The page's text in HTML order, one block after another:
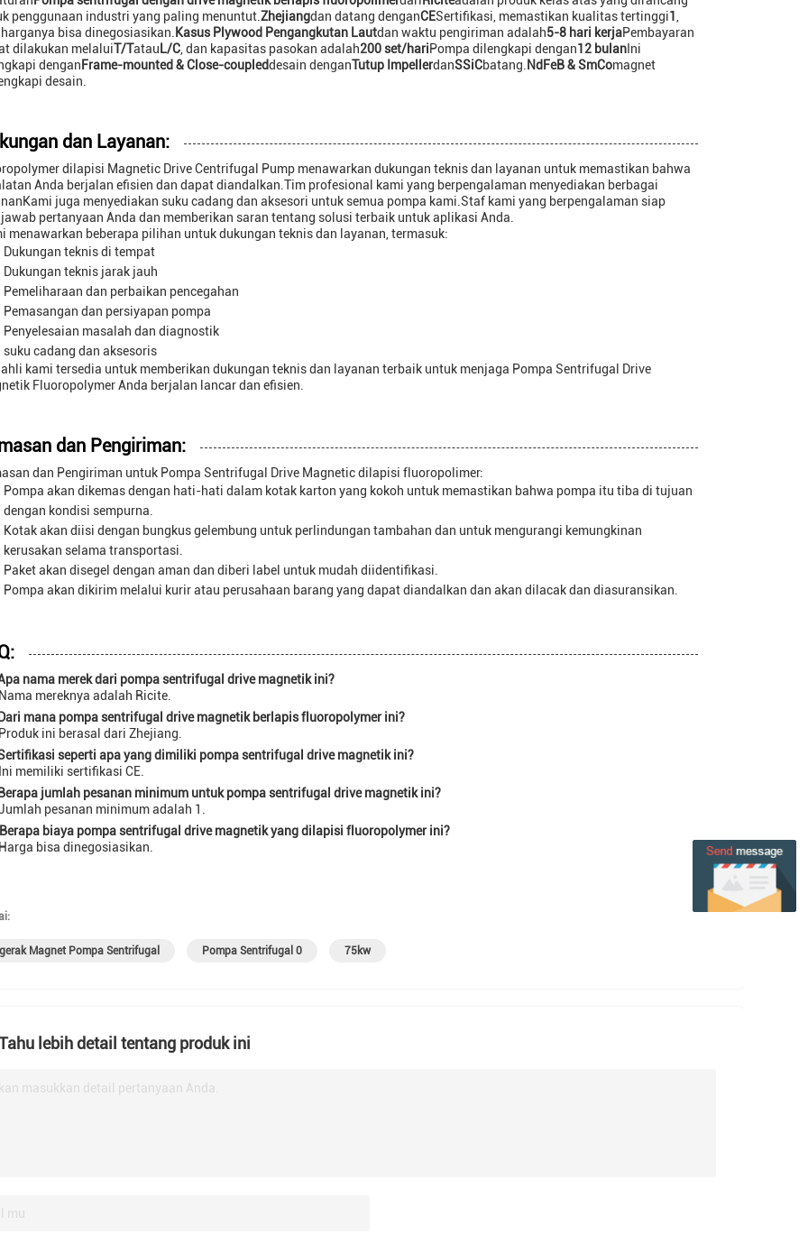
penggunaan industri yang paling menuntut. Zhejiangdan datang denganCESertifikasi, memastikan kualitas tertinggi1
bisa dinegosiasikan. Kasus Plywood Pengangkutan Lautdan waktu pengiriman adalah5-8 hari kerjaPembayaran
dilakukan melaluiT/Tatau L/C , dan kapasitas pasokan adalah200 set/hariPompa dilengkapi dengan12 bulan Ini
dengan Frame-mounted & Close-coupleddesain denganTutup ImpellerdanSSiCbatang. NdFeB & SmComagnet
desain.
dan Layanan:
dilapisi Magnetic Drive Centrifugal Pump menawarkan dukungan teknis dan layanan untuk memastikan bahwa
Anda berjalan efisien dan dapat diandalkan.Tim profesional kami yang berpengalaman menyediakan berbagai
juga menyediakan suku cadang dan aksesori untuk semua pompa kami.Staf kami yang berpengalaman siap
pertanyaan Anda dan memberikan saran tentang solusi terbaik untuk aplikasi Anda.
menawarkan beberapa pilihan untuk dukungan teknis dan layanan, termasuk:
Dukungan teknis di tempat
Dukungan teknis jarak jauh
Pemeliharaan dan perbaikan pencegahan
Pemasangan dan persiyapan pompa
Penyelesaian masalah dan diagnostik
suku cadang dan aksesoris
kami tersedia untuk memberikan dukungan teknis dan layanan terbaik untuk menjaga Pompa Sentrifugal Drive
Fluoropolymer Anda berjalan lancar dan efisien.
dan Pengiriman:
dan Pengiriman untuk Pompa Sentrifugal Drive Magnetic dilapisi fluoropolimer:
Pompa akan dikemas dengan hati-hati dalam kotak karton yang kokoh untuk memastikan bahwa pompa itu tiba di tujuan
dengan kondisi sempurna.
Kotak akan diisi dengan bungkus gelembung untuk perlindungan tambahan dan untuk mengurangi kemungkinan
kerusakan selama transportasi.
Paket akan disegel dengan aman dan diberi label untuk mudah diidentifikasi.
Pompa akan dikirim melalui kurir atau perusahaan barang yang dapat diandalkan dan akan dilacak dan diasuransikan.
nama merek dari pompa sentrifugal drive magnetik ini?
mereknya adalah Ricite.
mana pompa sentrifugal drive magnetik berlapis fluoropolymer ini?
ini berasal dari Zhejiang.
seperti apa yang dimiliki pompa sentrifugal drive magnetik ini?
memiliki sertifikasi CE.
jumlah pesanan minimum untuk pompa sentrifugal drive magnetik ini?
pesanan minimum adalah 1.
biaya pompa sentrifugal drive magnetik yang dilapisi fluoropolymer ini?
bisa dinegosiasikan.
Magnet Pompa Sentrifugal Pompa Sentrifugal 0 75kw
lebih detail tentang produk ini
masukkan detail pertanyaan Anda.